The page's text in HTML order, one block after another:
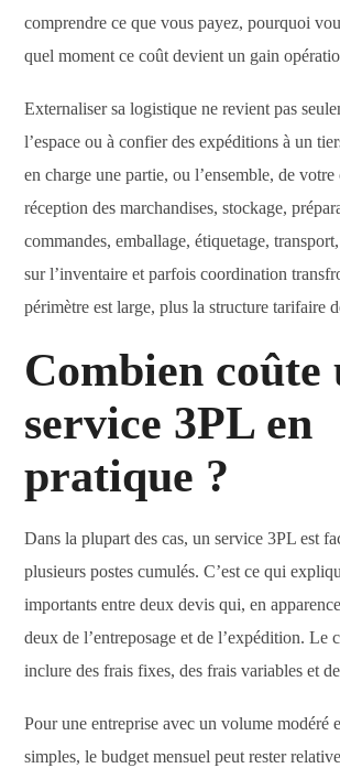
comprendre ce que vous payez, pourquoi
quel moment ce coût devient un gain
Externaliser sa logistique ne revient pas
l’espace ou à confier des expéditions à un
en charge une partie, ou l’ensemble, de
réception des marchandises, stockage,
commandes, emballage, étiquetage,
sur l’inventaire et parfois coordination
périmètre est large, plus la structure tarifaire
Combien coûte
service 3PL en
pratique ?
Dans la plupart des cas, un service 3PL est
plusieurs postes cumulés. C’est ce qui
importants entre deux devis qui, en
deux de l’entreposage et de l’expédition. Le
inclure des frais fixes, des frais variables et
Pour une entreprise avec un volume modéré
simples, le budget mensuel peut rester